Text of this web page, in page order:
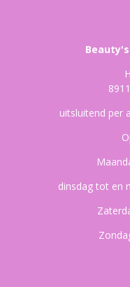
uitsluitend per
dinsdag tot en